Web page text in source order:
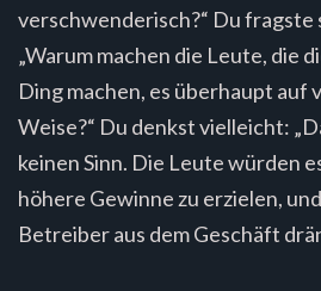
verschwenderisch?“ Du fragste
„Warum machen die Leute, die
Ding machen, es überhaupt auf
Weise?“ Du denkst vielleicht:
keinen Sinn. Die Leute würden
höhere Gewinne zu erzielen,
Betreiber aus dem Geschäft